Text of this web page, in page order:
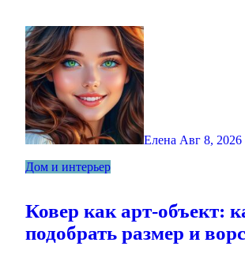
Елена Авг 8, 2026
Дом и интерьер
Ковер как арт-объект:
подобрать размер и